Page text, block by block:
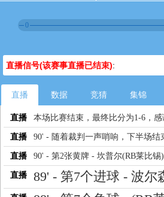
0
直播信号(该赛事直播已结束):
直播 数据 竞猜 集锦
直播 本场比赛结束，最终比分为1-6，感
直播 90' - 随着裁判一声哨响，下半场结
直播 90' - 第2张黄牌 - 坎普尔(RB莱比锡)
直播 89' - 第7个进球 - 波尔